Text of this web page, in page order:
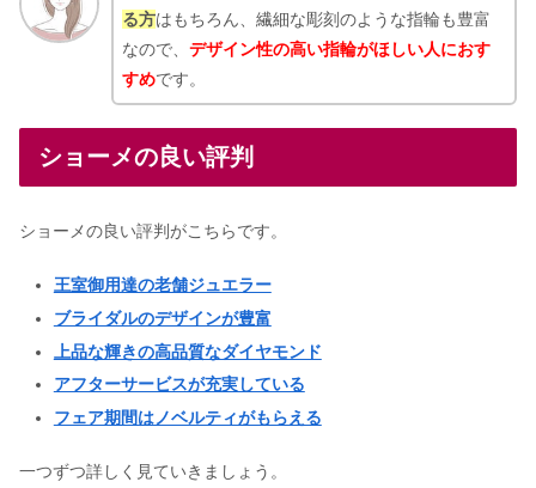
る方はもちろん、繊細な彫刻のような指輪も豊富
なので、 デザイン性の高い指輪がほしい人におす
すめです。
ショーメの良い評判
ショーメの良い評判がこちらです。
王室御用達の老舗ジュエラー
ブライダルのデザインが豊富
上品な輝きの高品質なダイヤモンド
アフターサービスが充実している
フェア期間はノベルティがもらえる
一つずつ詳しく見ていきましょう。